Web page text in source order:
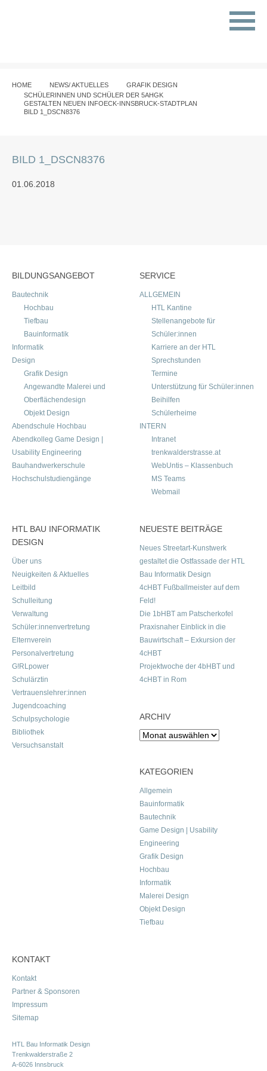
HOME NEWS/ AKTUELLES
GRAFIK DESIGN
SCHÜLERINNEN UND SCHÜLER DER 5AHGK
GESTALTEN NEUEN INFOECK-INNSBRUCK-STADTPLAN
BILD 1_DSCN8376
BILD 1_DSCN8376
01.06.2018
BILDUNGSANGEBOT
Bautechnik
Hochbau
Tiefbau
Bauinformatik
Informatik
Design
Grafik Design
Angewandte Malerei und
Oberflächendesign
Objekt Design
Abendschule Hochbau
Abendkolleg Game Design |
Usability Engineering
Bauhandwerkerschule
Hochschulstudiengänge
SERVICE
ALLGEMEIN
HTL Kantine
Stellenangebote für
Schüler:innen
Karriere an der HTL
Sprechstunden
Termine
Unterstützung für Schüler:innen
Beihilfen
Schülerheime
INTERN
Intranet
trenkwalderstrasse.at
WebUntis – Klassenbuch
MS Teams
Webmail
HTL BAU INFORMATIK
DESIGN
Über uns
Neuigkeiten & Aktuelles
Leitbild
Schulleitung
Verwaltung
Schüler:innenvertretung
Elternverein
Personalvertretung
G!RLpower
Schulärztin
Vertrauenslehrer:innen
Jugendcoaching
Schulpsychologie
Bibliothek
Versuchsanstalt
NEUESTE BEITRÄGE
Neues Streetart-Kunstwerk
gestaltet die Ostfassade der HTL
Bau Informatik Design
4cHBT Fußballmeister auf dem
Feld!
Die 1bHBT am Patscherkofel
Praxisnaher Einblick in die
Bauwirtschaft – Exkursion der
4cHBT
Projektwoche der 4bHBT und
4cHBT in Rom
ARCHIV
Archiv
KATEGORIEN
Allgemein
Bauinformatik
Bautechnik
Game Design | Usability
Engineering
Grafik Design
Hochbau
Informatik
Malerei Design
Objekt Design
Tiefbau
KONTAKT
Kontakt
Partner & Sponsoren
Impressum
Sitemap
HTL Bau Informatik Design
Trenkwalderstraße 2
A-6026 Innsbruck